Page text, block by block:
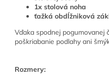
1x stolová noha
ťažká obdĺžniková
Vďaka spodnej pogumovanej
poškriabanie podlahy ani
Rozmery: